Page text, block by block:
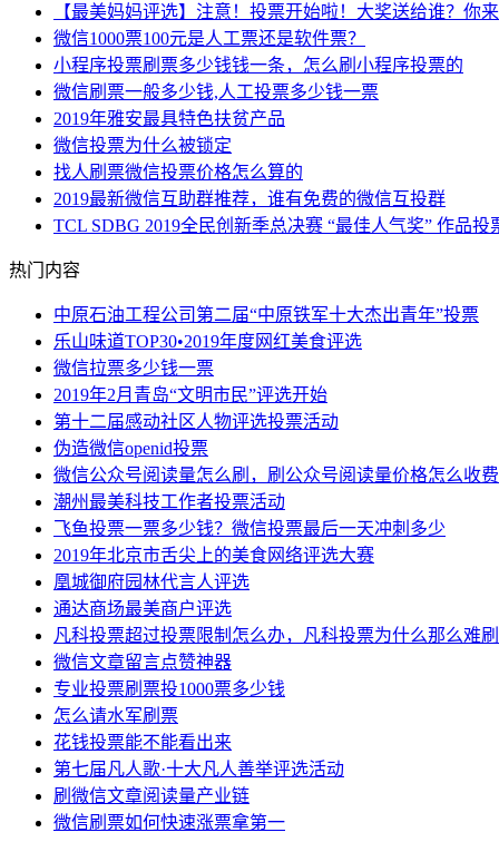
【最美妈妈评选】注意！投票开始啦！大奖送给谁？你
微信1000票100元是人工票还是软件票？
小程序投票刷票多少钱钱一条，怎么刷小程序投票的
微信刷票一般多少钱,人工投票多少钱一票
2019年雅安最具特色扶贫产品
微信投票为什么被锁定
找人刷票微信投票价格怎么算的
2019最新微信互助群推荐，谁有免费的微信互投群
TCL SDBG 2019全民创新季总决赛 “最佳人气奖” 作品投
热门内容
中原石油工程公司第二届“中原铁军十大杰出青年”投票
乐山味道TOP30•2019年度网红美食评选
微信拉票多少钱一票
2019年2月青岛“文明市民”评选开始
第十二届感动社区人物评选投票活动
伪造微信openid投票
微信公众号阅读量怎么刷，刷公众号阅读量价格怎么收费
潮州最美科技工作者投票活动
飞鱼投票一票多少钱？微信投票最后一天冲刺多少
2019年北京市舌尖上的美食网络评选大赛
凰城御府园林代言人评选
通达商场最美商户评选
凡科投票超过投票限制怎么办，凡科投票为什么那么难刷
微信文章留言点赞神器
专业投票刷票投1000票多少钱
怎么请水军刷票
花钱投票能不能看出来
第七届凡人歌·十大凡人善举评选活动
刷微信文章阅读量产业链
微信刷票如何快速涨票拿第一